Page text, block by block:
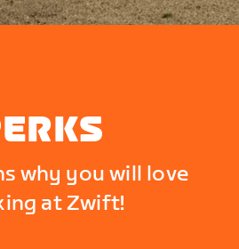
why you will love
at Zwift!